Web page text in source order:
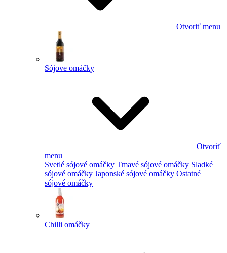
Otvoriť menu
Sójove omáčky
Otvoriť
menu
Svetlé sójové omáčky Tmavé sójové omáčky Sladké
sójové omáčky Japonské sójové omáčky Ostatné
sójové omáčky
Chilli omáčky